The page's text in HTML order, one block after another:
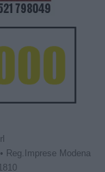
Reg.Imprese Modena